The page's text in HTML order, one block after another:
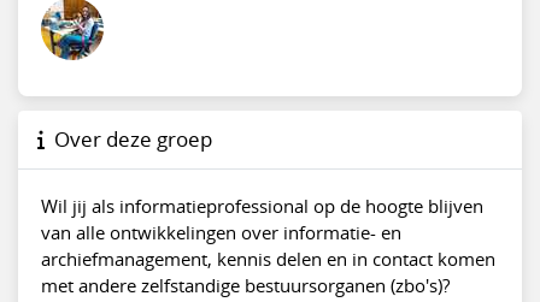
Over deze groep
Wil jij als informatieprofessional op de hoogte blijven
van alle ontwikkelingen over informatie- en
archiefmanagement, kennis delen en in contact komen
met andere zelfstandige bestuursorganen (zbo's)?